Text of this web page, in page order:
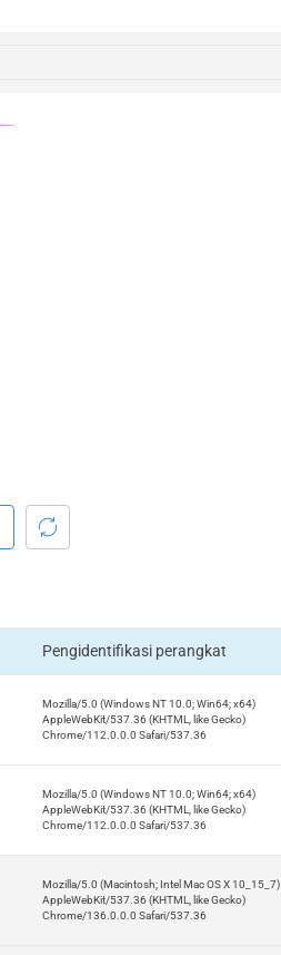
Pengidentifikasi perangkat
Mozilla/5.0 (Windows NT 10.0; Win64; x64)
AppleWebKit/537.36 (KHTML, like Gecko)
Chrome/112.0.0.0 Safari/537.36
Mozilla/5.0 (Windows NT 10.0; Win64; x64)
AppleWebKit/537.36 (KHTML, like Gecko)
Chrome/112.0.0.0 Safari/537.36
Mozilla/5.0 (Macintosh; Intel Mac OS X 10_15_7)
AppleWebKit/537.36 (KHTML, like Gecko)
Chrome/136.0.0.0 Safari/537.36